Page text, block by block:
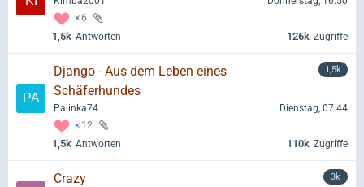
6
Antworten
1,5k Zugriffe
126k
Django - Aus dem Leben eines
Schäferhundes
1,5k
12
Palinka74 Dienstag, 07:44
Antworten
1,5k Zugriffe
110k
Crazy 3k